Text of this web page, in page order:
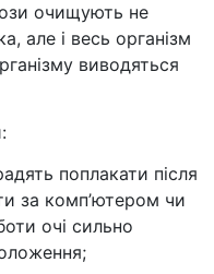
очищують не
але і весь організм
виводяться
поплакати після
за комп’ютером чи
очі сильно